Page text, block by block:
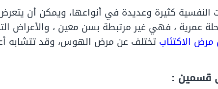
النفسية كثيرة وعديدة في أنواعها، ويمكن أن
عمرية ، فهي غير مرتبطة بسن معين ، والأعراض
الاكتئابتختلف عن مرض الهوس، وقد
قسمين :